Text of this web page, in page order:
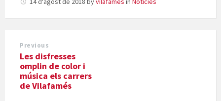
Previous
Les disfresses
omplin de color i
música els carrers
de Vilafamés